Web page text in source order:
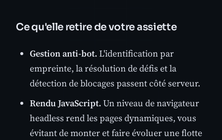
Ce qu'elle retire de votre assiette
Gestion anti-bot. L'identification par
empreinte, la résolution de défis et la
détection de blocages passent côté serveur.
Rendu JavaScript. Un niveau de navigateur
headless rend les pages dynamiques, vous
évitant de monter et faire évoluer une flotte